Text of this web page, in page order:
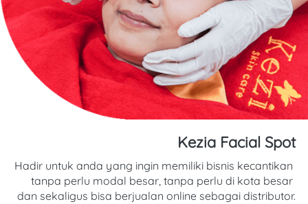
Kezia Facial Spot
Hadir untuk anda yang ingin memiliki bisnis kecantikan
tanpa perlu modal besar, tanpa perlu di kota besar
dan sekaligus bisa berjualan online sebagai distributor.